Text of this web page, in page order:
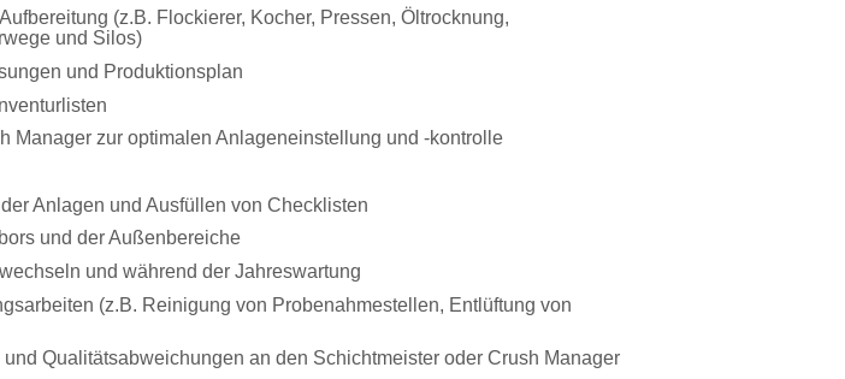
(z.B. Flockierer, Kocher, Pressen, Öltrocknung,
und Silos)
und Produktionsplan
Manager zur optimalen Anlageneinstellung und -kontrolle
Anlagen und Ausfüllen von Checklisten
und der Außenbereiche
und während der Jahreswartung
(z.B. Reinigung von Probenahmestellen, Entlüftung von
Qualitätsabweichungen an den Schichtmeister oder Crush Manager